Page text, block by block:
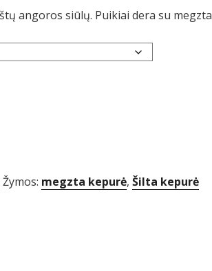
angoros siūlų. Puikiai dera su megzta
Žymos: megzta kepurė, Šilta kepurė